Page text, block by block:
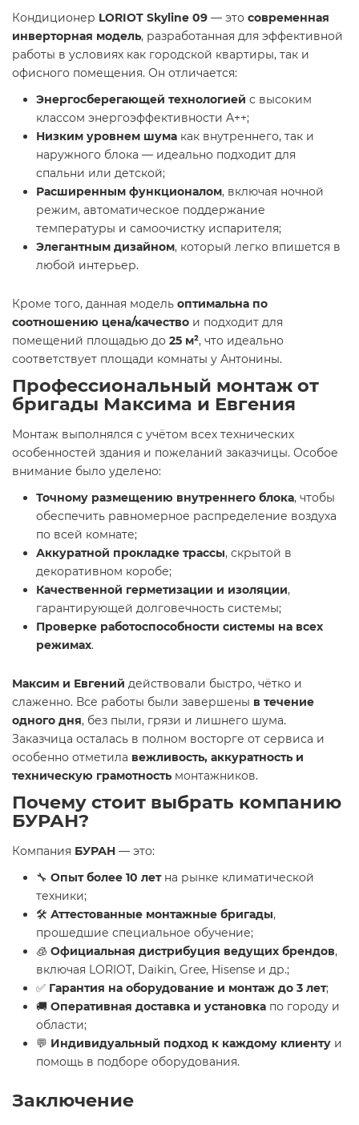
Кондиционер LORIOT Skyline 09 — это современная
инверторная модель, разработанная для эффективной
работы в условиях как городской квартиры, так и
офисного помещения. Он отличается:
Энергосберегающей технологией с высоким
классом энергоэффективности A++;
Низким уровнем шума как внутреннего, так и
наружного блока — идеально подходит для
спальни или детской;
Расширенным функционалом, включая ночной
режим, автоматическое поддержание
температуры и самоочистку испарителя;
Элегантным дизайном, который легко впишется в
любой интерьер.
Кроме того, данная модель оптимальна по
соотношению цена/качество и подходит для
помещений площадью до 25 м², что идеально
соответствует площади комнаты у Антонины.
Профессиональный монтаж от
бригады Максима и Евгения
Монтаж выполнялся с учётом всех технических
особенностей здания и пожеланий заказчицы. Особое
внимание было уделено:
Точному размещению внутреннего блока, чтобы
обеспечить равномерное распределение воздуха
по всей комнате;
Аккуратной прокладке трассы, скрытой в
декоративном коробе;
Качественной герметизации и изоляции,
гарантирующей долговечность системы;
Проверке работоспособности системы на всех
режимах.
Максим и Евгений действовали быстро, чётко и
слаженно. Все работы были завершены в течение
одного дня, без пыли, грязи и лишнего шума.
Заказчица осталась в полном восторге от сервиса и
особенно отметила вежливость, аккуратность и
техническую грамотность монтажников.
Почему стоит выбрать компанию
БУРАН?
Компания БУРАН — это:
🔧 Опыт более 10 летна рынке климатической
техники;
🛠 Аттестованные монтажные бригады,
прошедшие специальное обучение;
🧊 Официальная дистрибуция ведущих брендов,
включая LORIOT, Daikin, Gree, Hisense и др.;
✅ Гарантия на оборудование и монтаж до 3 лет;
🚚 Оперативная доставка и установка по городу и
области;
💬 Индивидуальный подход к каждому клиенту и
помощь в подборе оборудования.
Заключение